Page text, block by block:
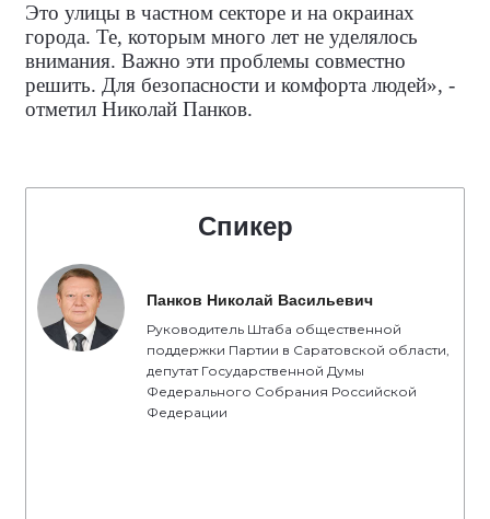
Это улицы в частном секторе и на окраинах
города. Те, которым много лет не уделялось
внимания. Важно эти проблемы совместно
решить. Для безопасности и комфорта людей», -
отметил Николай Панков.
Спикер
Панков Николай Васильевич
Руководитель Штаба общественной
поддержки Партии в Саратовской области,
депутат Государственной Думы
Федерального Собрания Российской
Федерации